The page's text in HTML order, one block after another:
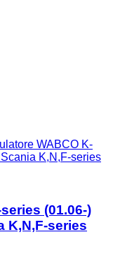
WABCO K-
K,N,F-series
(01.06-)
K,N,F-series